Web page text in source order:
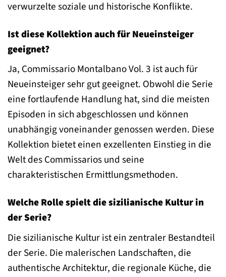
verwurzelte soziale und historische Konflikte.
Ist diese Kollektion auch für Neueinsteiger
geeignet?
Ja, Commissario Montalbano Vol. 3 ist auch für
Neueinsteiger sehr gut geeignet. Obwohl die Serie
eine fortlaufende Handlung hat, sind die meisten
Episoden in sich abgeschlossen und können
unabhängig voneinander genossen werden. Diese
Kollektion bietet einen exzellenten Einstieg in die
Welt des Commissarios und seine
charakteristischen Ermittlungsmethoden.
Welche Rolle spielt die sizilianische Kultur in
der Serie?
Die sizilianische Kultur ist ein zentraler Bestandteil
der Serie. Die malerischen Landschaften, die
authentische Architektur, die regionale Küche, die